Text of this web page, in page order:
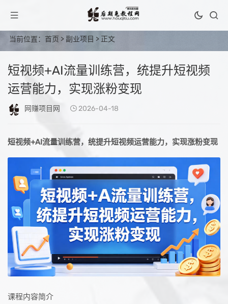
当前位置： 首页 >副业项目 > 正文
短视频+AI流量训练营，统提升短视频
运营能力，实现涨粉变现
网赚项目网 2026-04-18
短视频+AI流量训练营，统提升短视频运营能力，实现涨粉变现
课程内容简介